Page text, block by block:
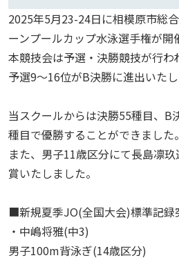
2025年5月23-24日に相模原市総
ーンプールカップ水泳選手権が開
本競技会は予選・決勝競技が行わ
予選9～16位がB決勝に進出いたし
当スクールからは決勝55種目、B
種目で優勝することができました。
また、男子11歳区分にて長島凛
賞いたしました。
■新規夏季JO(全国大会)標準記録
・中嶋将雅(中3)
男子100m背泳ぎ(14歳区分)